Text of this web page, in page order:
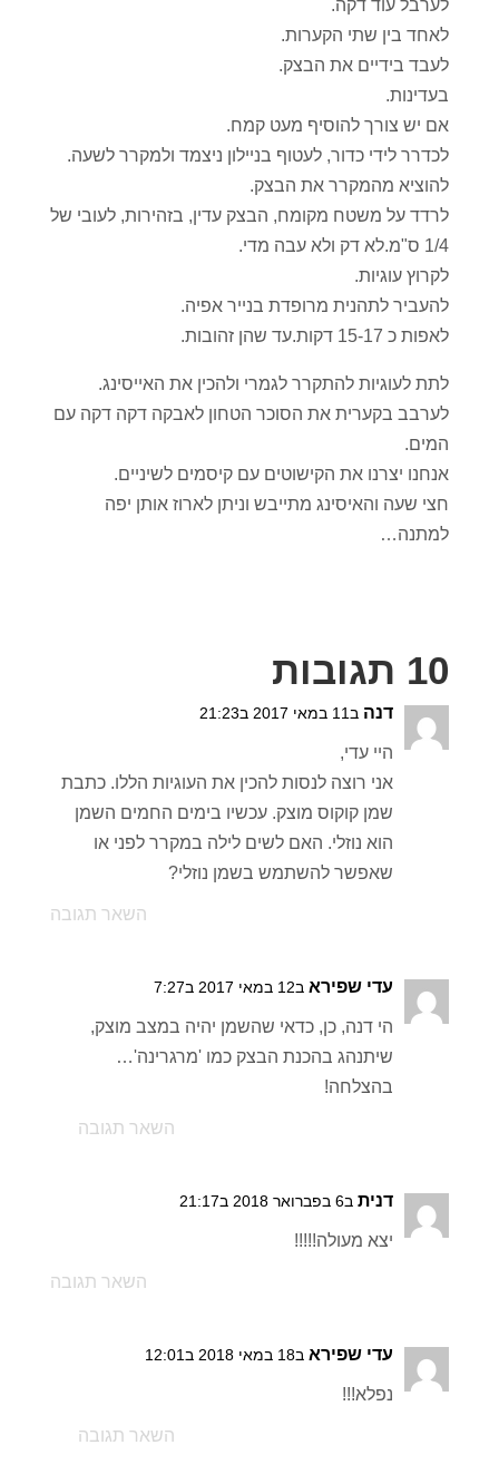
לערבל עוד דקה.
לאחד בין שתי הקערות.
לעבד בידיים את הבצק.
בעדינות.
אם יש צורך להוסיף מעט קמח.
לכדרר לידי כדור, לעטוף בניילון ניצמד ולמקרר לשעה.
להוציא מהמקרר את הבצק.
לרדד על משטח מקומח, הבצק עדין, בזהירות, לעובי של
1/4 ס"מ.לא דק ולא עבה מדי.
לקרוץ עוגיות.
להעביר לתהנית מרופדת בנייר אפיה.
לאפות כ 15-17 דקות.עד שהן זהובות.
לתת לעוגיות להתקרר לגמרי ולהכין את האייסינג.
לערבב בקערית את הסוכר הטחון לאבקה דקה דקה עם
המים.
אנחנו יצרנו את הקישוטים עם קיסמים לשיניים.
חצי שעה והאיסינג מתייבש וניתן לארוז אותן יפה
למתנה…
10 תגובות
דנה ב11 במאי 2017 ב21:23
היי עדי,
אני רוצה לנסות להכין את העוגיות הללו. כתבת
שמן קוקוס מוצק. עכשיו בימים החמים השמן
הוא נוזלי. האם לשים לילה במקרר לפני או
שאפשר להשתמש בשמן נוזלי?
השאר תגובה
עדי שפירא ב12 במאי 2017 ב7:27
הי דנה, כן, כדאי שהשמן יהיה במצב מוצק,
שיתנהג בהכנת הבצק כמו 'מרגרינה'…
בהצלחה!
השאר תגובה
דנית ב6 בפברואר 2018 ב21:17
יצא מעולה!!!!!
השאר תגובה
עדי שפירא ב18 במאי 2018 ב12:01
נפלא!!!
השאר תגובה